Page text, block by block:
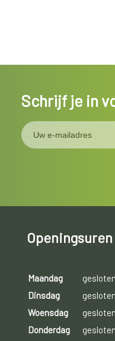
Schrijf je in
Openingsuren
Maandag
Dinsdag
Woensdag
Donderdag